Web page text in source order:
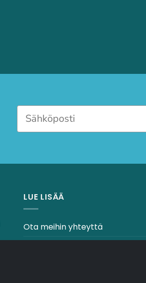
LUE LISÄÄ
Ota meihin yhteyttä